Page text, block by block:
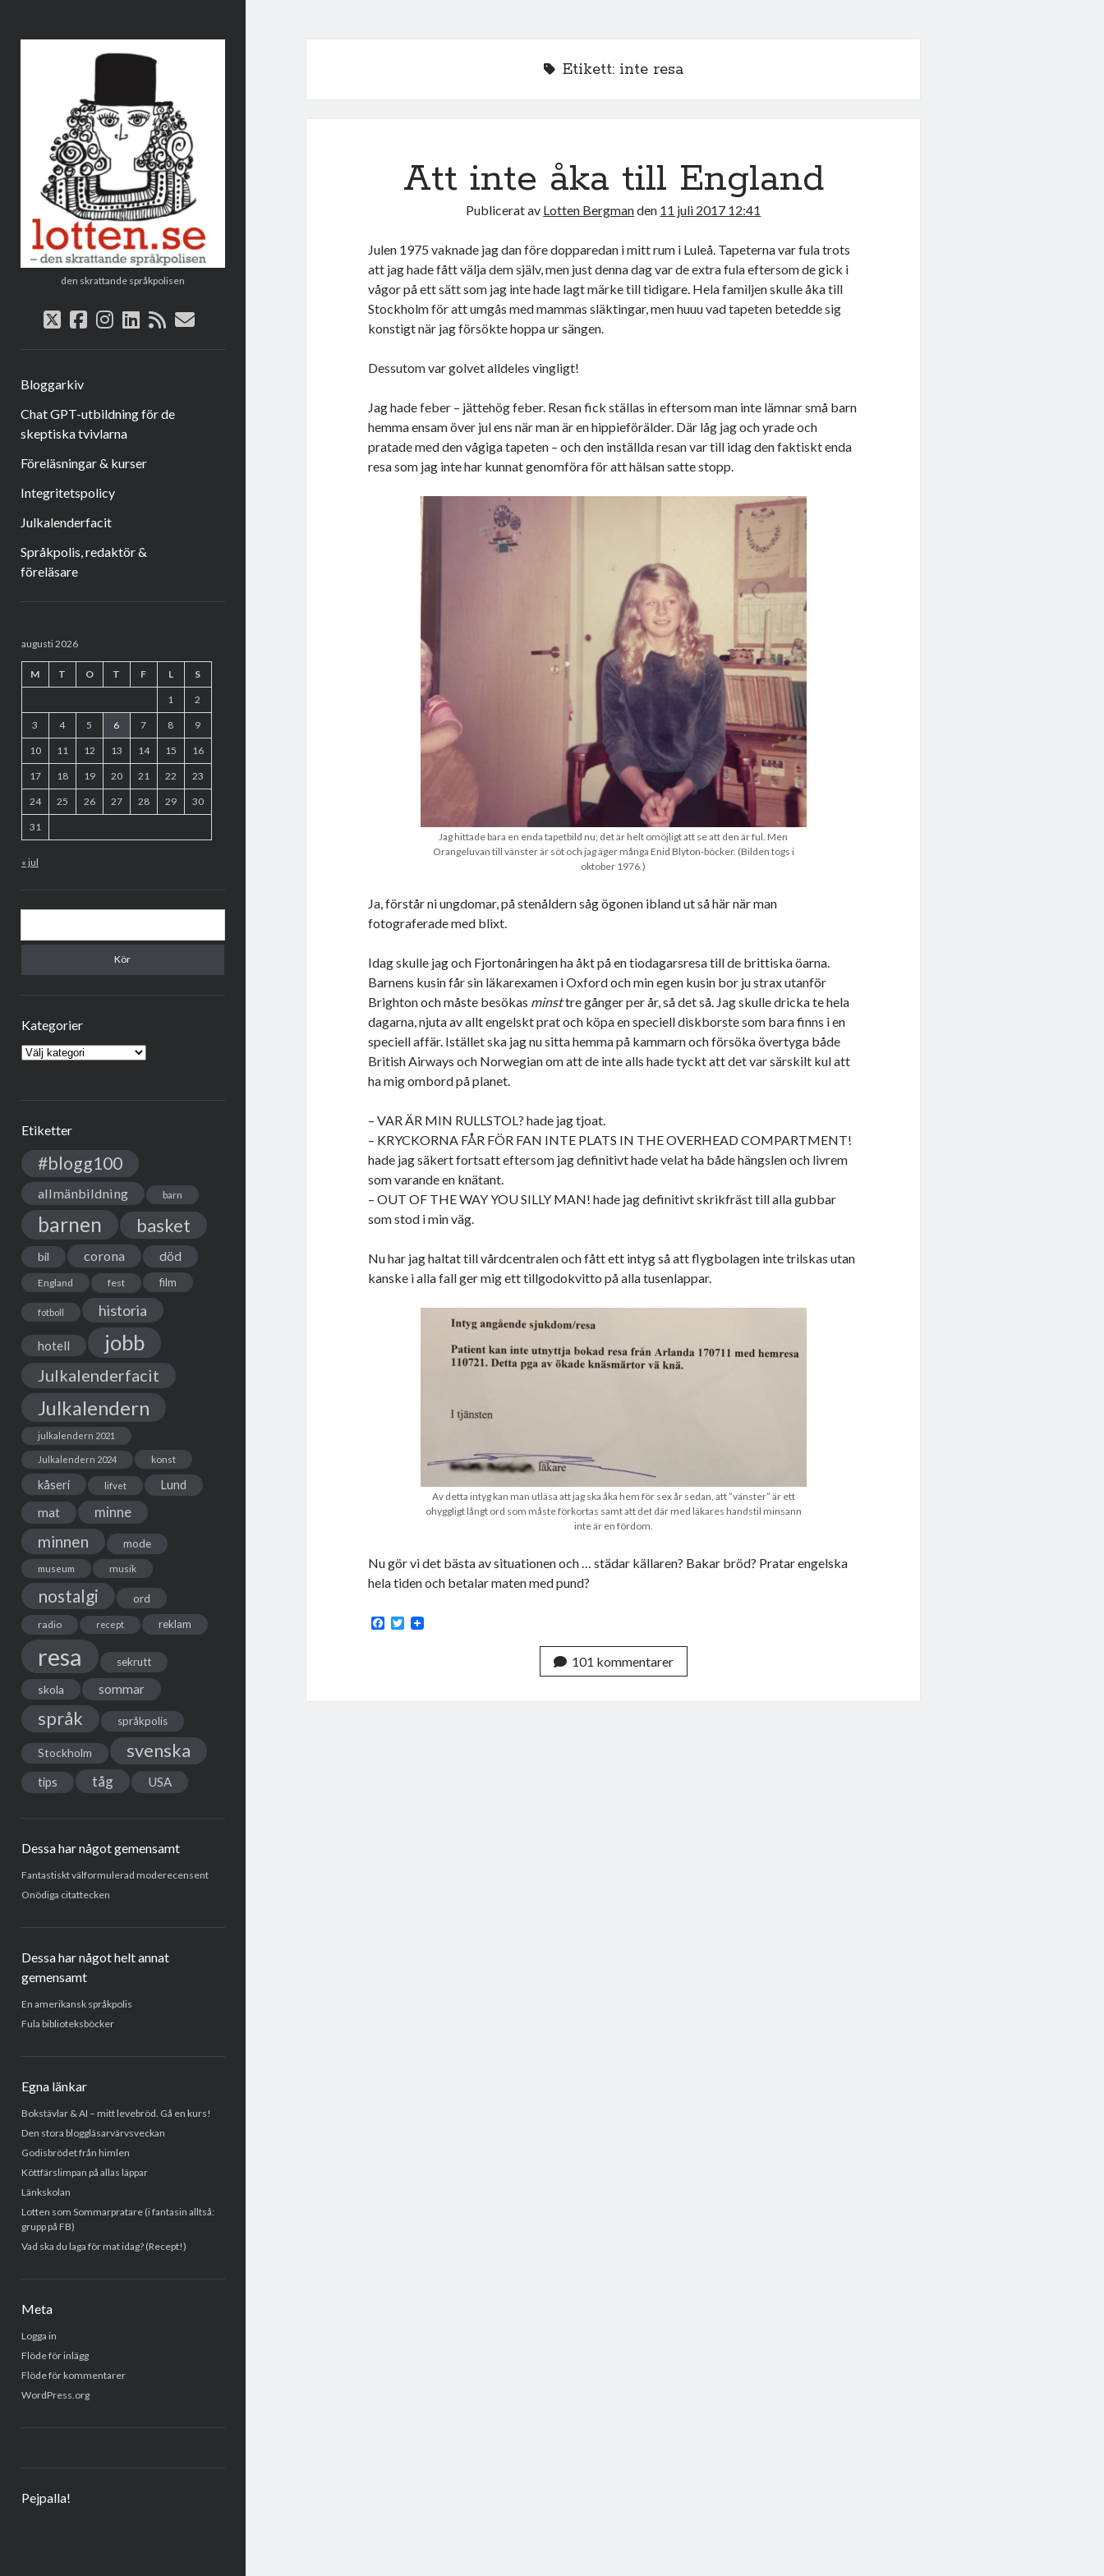
den skrattande språkpolisen
twitter
facebook
instagram
linkedin
rsse-
Bloggarkiv
Chat GPT-utbildning för de
skeptiska tvivlarna
Föreläsningar & kurser
Integritetspolicy
Julkalenderfacit
Språkpolis, redaktör &
föreläsare
augusti 2026
M T O T F L S
1 2
3 4 5 6 7 8 9
10 11 12 13 14 15 16
17 18 19 20 21 22 23
24 25 26 27 28 29 30
31
« jul
Kategorier
Kategorier
Etiketter
#blogg100
allmänbildning barn
barnen basket
bil corona död
England fest film
fotboll historia
hotell jobb
Julkalenderfacit
Julkalendern
julkalendern 2021
Julkalendern 2024 konst
kåseri lifvet Lund
mat minne
minnen mode
museum musik
nostalgi ord
radio recept reklam
resa sekrutt
skola sommar
språk språkpolis
Stockholm svenska
tips tåg USA
Dessa har något gemensamt
Fantastiskt välformulerad moderecensent
Onödiga citattecken
Dessa har något helt annat
gemensamt
En amerikansk språkpolis
Fula biblioteksböcker
Egna länkar
Bokstävlar & AI – mitt levebröd. Gå en kurs!
Den stora bloggläsarvärvsveckan
Godisbrödet från himlen
Köttfärslimpan på allas läppar
Länkskolan
Lotten som Sommarpratare (i fantasin alltså:
grupp på FB)
Vad ska du laga för mat idag? (Recept!)
Meta
Logga in
Flöde för inlägg
Flöde för kommentarer
WordPress.org
Pejpalla!
Etikett: inte resa
Att inte åka till England
Publicerat av Lotten Bergmanden 11 juli 2017 12:41
Julen 1975 vaknade jag dan före dopparedan i mitt rum i Luleå. Tapeterna var fula trots
att jag hade fått välja dem själv, men just denna dag var de extra fula eftersom de gick i
vågor på ett sätt som jag inte hade lagt märke till tidigare. Hela familjen skulle åka till
Stockholm för att umgås med mammas släktingar, men huuu vad tapeten betedde sig
konstigt när jag försökte hoppa ur sängen.
Dessutom var golvet alldeles vingligt!
Jag hade feber – jättehög feber. Resan fick ställas in eftersom man inte lämnar små barn
hemma ensam över jul ens när man är en hippieförälder. Där låg jag och yrade och
pratade med den vågiga tapeten – och den inställda resan var till idag den faktiskt enda
resa som jag inte har kunnat genomföra för att hälsan satte stopp.
Jag hittade bara en enda tapetbild nu; det är helt omöjligt att se att den är ful. Men
Orangeluvan till vänster är söt och jag äger många Enid Blyton-böcker. (Bilden togs i
oktober 1976.)
Ja, förstår ni ungdomar, på stenåldern såg ögonen ibland ut så här när man
fotograferade med blixt.
Idag skulle jag och Fjortonåringen ha åkt på en tiodagarsresa till de brittiska öarna.
Barnens kusin får sin läkarexamen i Oxford och min egen kusin bor ju strax utanför
Brighton och måste besökas minsttre gånger per år, så det så. Jag skulle dricka te hela
dagarna, njuta av allt engelskt prat och köpa en speciell diskborste som bara finns i en
speciell affär. Istället ska jag nu sitta hemma på kammarn och försöka övertyga både
British Airways och Norwegian om att de inte alls hade tyckt att det var särskilt kul att
ha mig ombord på planet.
– VAR ÄR MIN RULLSTOL? hade jag tjoat.
– KRYCKORNA FÅR FÖR FAN INTE PLATS IN THE OVERHEAD COMPARTMENT!
hade jag säkert fortsatt eftersom jag definitivt hade velat ha både hängslen och livrem
som varande en knätant.
– OUT OF THE WAY YOU SILLY MAN! hade jag definitivt skrikfräst till alla gubbar
som stod i min väg.
Nu har jag haltat till vårdcentralen och fått ett intyg så att flygbolagen inte trilskas utan
kanske i alla fall ger mig ett tillgodokvitto på alla tusenlappar.
Av detta intyg kan man utläsa att jag ska åka hem för sex år sedan, att ”vänster” är ett
ohyggligt långt ord som måste förkortas samt att det där med läkares handstil minsann
inte är en fördom.
Nu gör vi det bästa av situationen och … städar källaren? Bakar bröd? Pratar engelska
hela tiden och betalar maten med pund?
F
T
101 kommentarer